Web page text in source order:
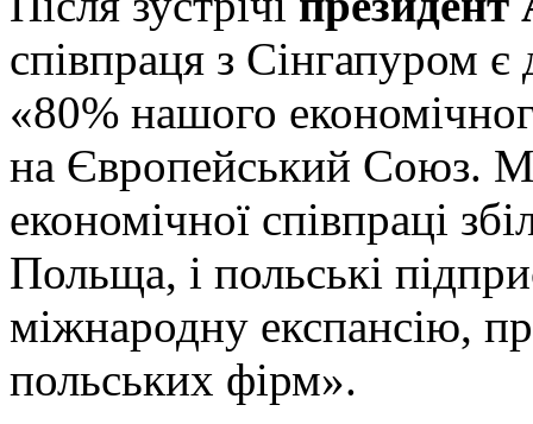
співпраця з Сінгапуром
«80% нашого
на Європейський Союз.
економічної співпраці
Польща, і польські
міжнародну експансію,
польських фірм».